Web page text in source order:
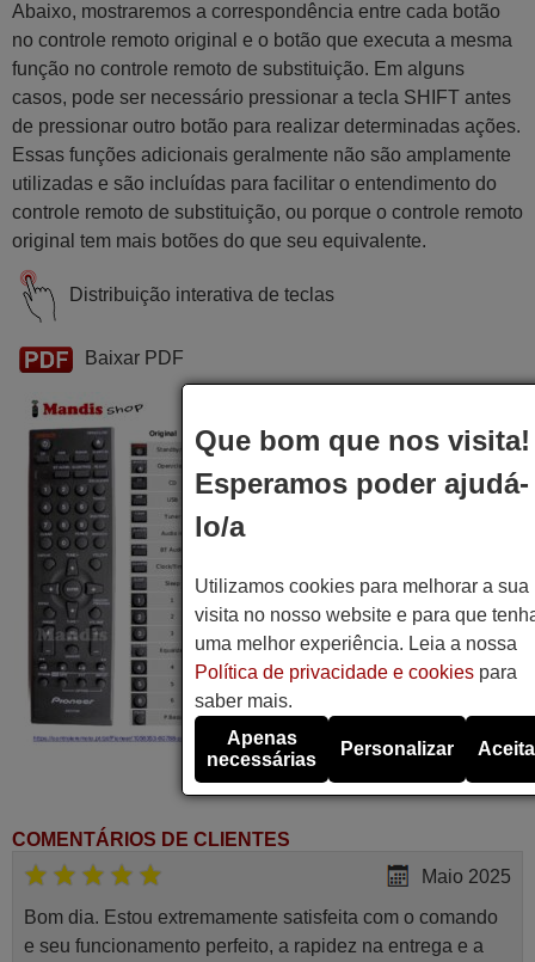
Abaixo, mostraremos a correspondência entre cada botão
no controle remoto original e o botão que executa a mesma
função no controle remoto de substituição. Em alguns
casos, pode ser necessário pressionar a tecla SHIFT antes
de pressionar outro botão para realizar determinadas ações.
Essas funções adicionais geralmente não são amplamente
utilizadas e são incluídas para facilitar o entendimento do
controle remoto de substituição, ou porque o controle remoto
original tem mais botões do que seu equivalente.
Distribuição interativa de teclas
Baixar PDF
COMENTÁRIOS DE CLIENTES
Maio 2025
Bom dia. Estou extremamente satisfeita com o comando
e seu funcionamento perfeito, a rapidez na entrega e a
Que bom que nos visita!
Esperamos poder ajudá-
lo/a
Utilizamos cookies para melhorar a sua
visita no nosso website e para que
uma melhor experiência. Leia a nossa
Política de privacidade e cookiespara
saber mais.
Apenas
necessárias
Personalizar